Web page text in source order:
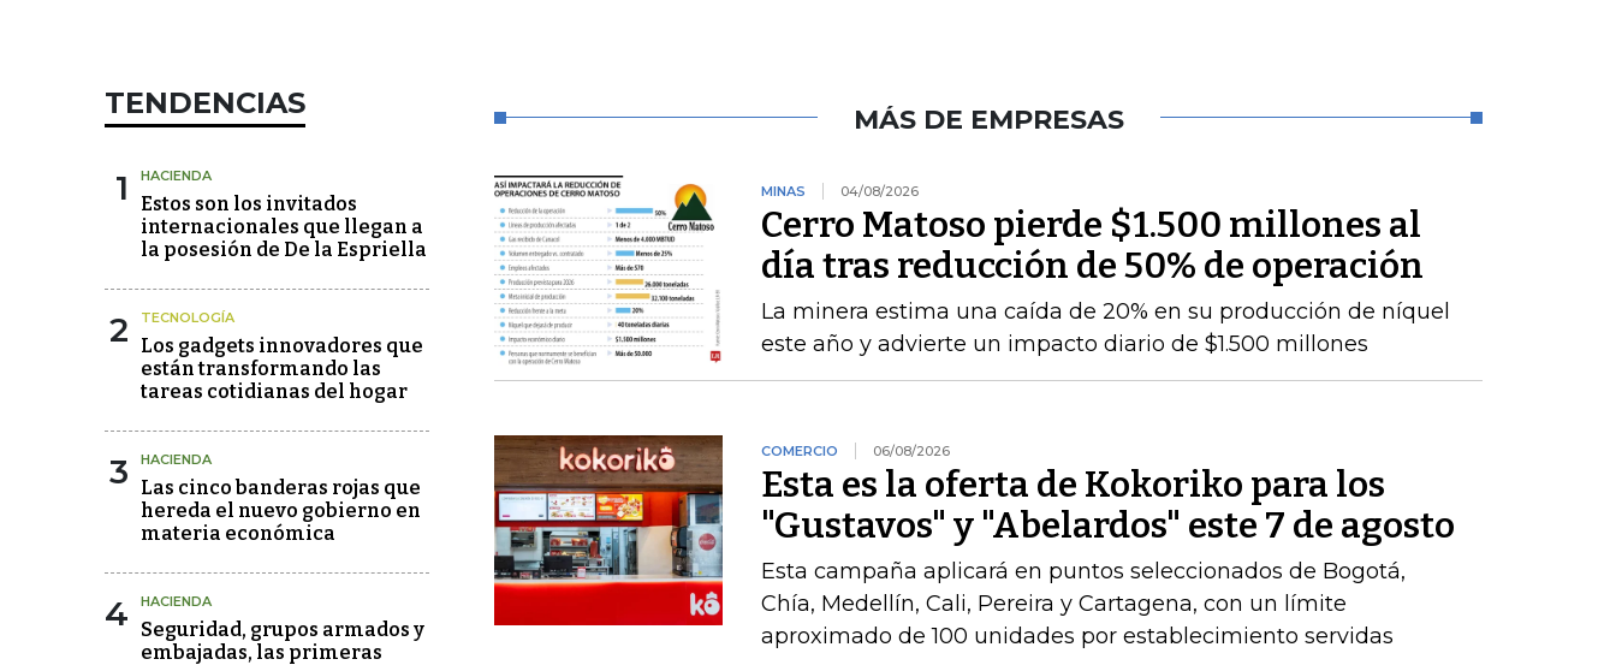
TENDENCIAS
1 HACIENDA
Estos son los invitados
internacionales que llegan a
la posesión de De la Espriella
2 TECNOLOGÍA
Los gadgets innovadores que
están transformando las
tareas cotidianas del hogar
3 HACIENDA
Las cinco banderas rojas que
hereda el nuevo gobierno en
materia económica
4 HACIENDA
Seguridad, grupos armados y
embajadas, las primeras
MÁS DE EMPRESAS
MINAS 04/08/2026
Cerro Matoso pierde $1.500 millones al
día tras reducción de 50% de operación
La minera estima una caída de 20% en su producción de níquel
este año y advierte un impacto diario de $1.500 millones
COMERCIO 06/08/2026
Esta es la oferta de Kokoriko para los
"Gustavos" y "Abelardos" este 7 de agosto
Esta campaña aplicará en puntos seleccionados de Bogotá,
Chía, Medellín, Cali, Pereira y Cartagena, con un límite
aproximado de 100 unidades por establecimiento servidas